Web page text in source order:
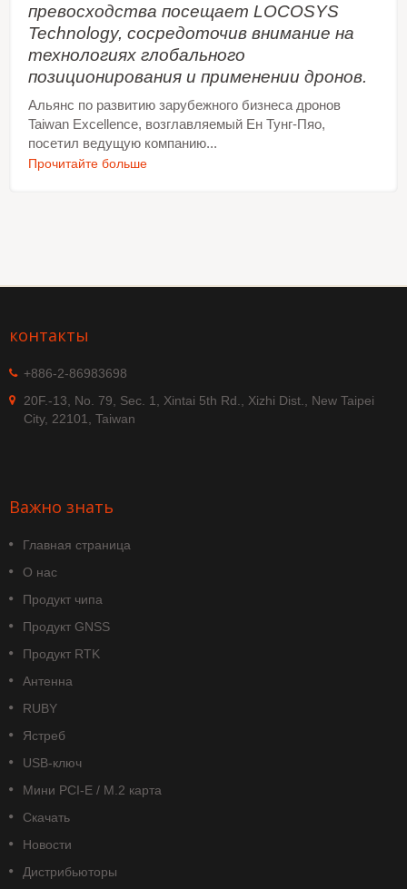
превосходства посещает LOCOSYS
Technology, сосредоточив внимание на
технологиях глобального
позиционирования и применении дронов.
Альянс по развитию зарубежного бизнеса дронов
Taiwan Excellence, возглавляемый Ен Тунг-Пяо,
посетил ведущую компанию...
Прочитайте больше
контакты
+886-2-86983698
20F.-13, No. 79, Sec. 1, Xintai 5th Rd., Xizhi Dist., New Taipei
City, 22101, Taiwan
Важно знать
Главная страница
О нас
Продукт чипа
Продукт GNSS
Продукт RTK
Антенна
RUBY
Ястреб
USB-ключ
Мини PCI-E / M.2 карта
Скачать
Новости
Дистрибьюторы